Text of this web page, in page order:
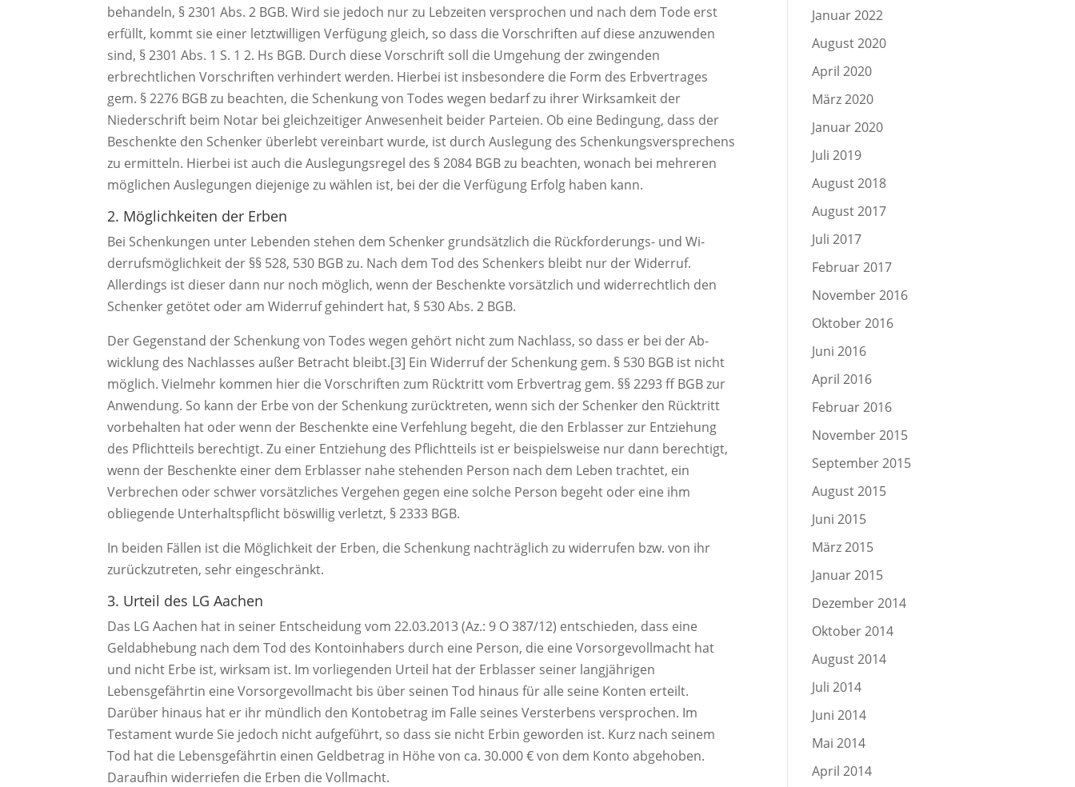
behandeln, § 2301 Abs. 2 BGB. Wird sie jedoch nur zu Lebzeiten versprochen und nach dem Tode erst
erfüllt, kommt sie einer letztwilligen Verfügung gleich, so dass die Vorschriften auf diese anzuwenden
sind, § 2301 Abs. 1 S. 1 2. Hs BGB. Durch diese Vorschrift soll die Umgehung der zwingenden
erbrechtlichen Vorschriften verhindert werden. Hierbei ist insbesondere die Form des Erbvertrages
gem. § 2276 BGB zu beachten, die Schenkung von Todes wegen bedarf zu ihrer Wirksamkeit der
Niederschrift beim Notar bei gleichzeitiger Anwesenheit beider Parteien. Ob eine Bedingung, dass der
Beschenkte den Schenker überlebt vereinbart wurde, ist durch Auslegung des Schenkungsversprechens
zu ermitteln. Hierbei ist auch die Auslegungsregel des § 2084 BGB zu beachten, wonach bei mehreren
möglichen Auslegungen diejenige zu wählen ist, bei der die Verfügung Erfolg haben kann.
2. Möglichkeiten der Erben
Bei Schenkungen unter Lebenden stehen dem Schenker grundsätzlich die Rückforderungs- und Wi-
derrufsmöglichkeit der §§ 528, 530 BGB zu. Nach dem Tod des Schenkers bleibt nur der Widerruf.
Allerdings ist dieser dann nur noch möglich, wenn der Beschenkte vorsätzlich und widerrechtlich den
Schenker getötet oder am Widerruf gehindert hat, § 530 Abs. 2 BGB.
Der Gegenstand der Schenkung von Todes wegen gehört nicht zum Nachlass, so dass er bei der Ab-
wicklung des Nachlasses außer Betracht bleibt.[3] Ein Widerruf der Schenkung gem. § 530 BGB ist nicht
möglich. Vielmehr kommen hier die Vorschriften zum Rücktritt vom Erbvertrag gem. §§ 2293 ff BGB zur
Anwendung. So kann der Erbe von der Schenkung zurücktreten, wenn sich der Schenker den Rücktritt
vorbehalten hat oder wenn der Beschenkte eine Verfehlung begeht, die den Erblasser zur Entziehung
des Pflichtteils berechtigt. Zu einer Entziehung des Pflichtteils ist er beispielsweise nur dann berechtigt,
wenn der Beschenkte einer dem Erblasser nahe stehenden Person nach dem Leben trachtet, ein
Verbrechen oder schwer vorsätzliches Vergehen gegen eine solche Person begeht oder eine ihm
obliegende Unterhaltspflicht böswillig verletzt, § 2333 BGB.
In beiden Fällen ist die Möglichkeit der Erben, die Schenkung nachträglich zu widerrufen bzw. von ihr
zurückzutreten, sehr eingeschränkt.
3. Urteil des LG Aachen
Das LG Aachen hat in seiner Entscheidung vom 22.03.2013 (Az.: 9 O 387/12) entschieden, dass eine
Geldabhebung nach dem Tod des Kontoinhabers durch eine Person, die eine Vorsorgevollmacht hat
und nicht Erbe ist, wirksam ist. Im vorliegenden Urteil hat der Erblasser seiner langjährigen
Lebensgefährtin eine Vorsorgevollmacht bis über seinen Tod hinaus für alle seine Konten erteilt.
Darüber hinaus hat er ihr mündlich den Kontobetrag im Falle seines Versterbens versprochen. Im
Testament wurde Sie jedoch nicht aufgeführt, so dass sie nicht Erbin geworden ist. Kurz nach seinem
Tod hat die Lebensgefährtin einen Geldbetrag in Höhe von ca. 30.000 € von dem Konto abgehoben.
Daraufhin widerriefen die Erben die Vollmacht.
Januar 2022
August 2020
April 2020
März 2020
Januar 2020
Juli 2019
August 2018
August 2017
Juli 2017
Februar 2017
November 2016
Oktober 2016
Juni 2016
April 2016
Februar 2016
November 2015
September 2015
August 2015
Juni 2015
März 2015
Januar 2015
Dezember 2014
Oktober 2014
August 2014
Juli 2014
Juni 2014
Mai 2014
April 2014